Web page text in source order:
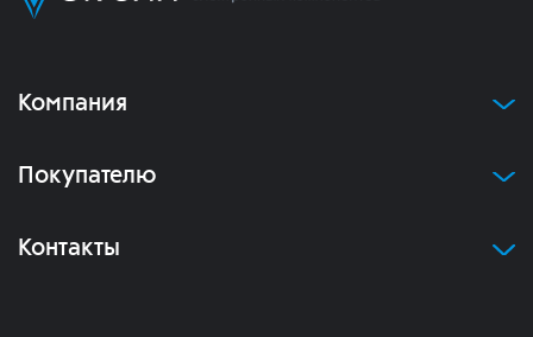
Компания
Покупателю
Контакты